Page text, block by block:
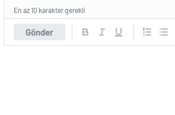
Gönder
En az 10 karakter gerekli